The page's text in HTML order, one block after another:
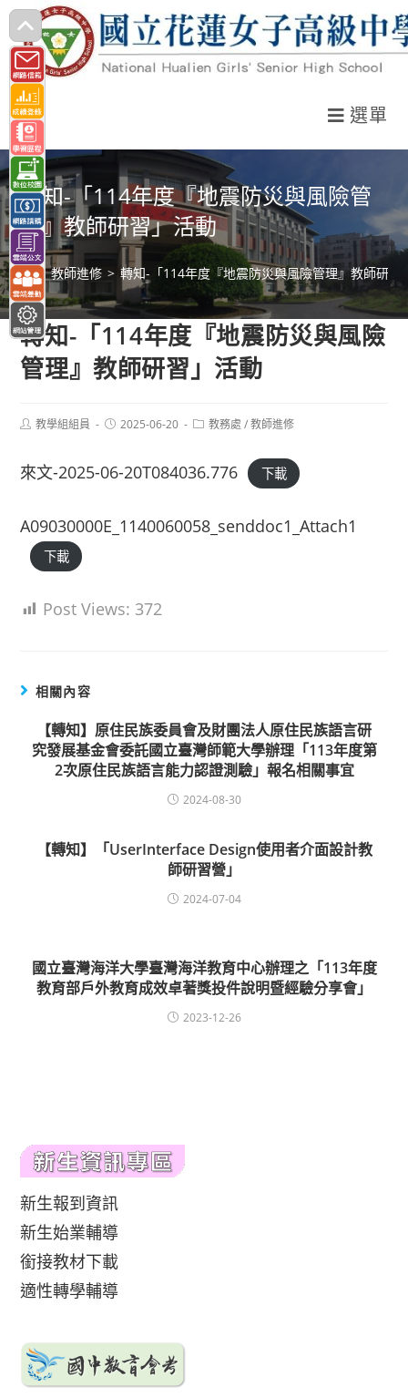
跳
轉
至
主
要
內
容
選單
轉知-「114年度『地震防災與風險管
理』教師研習」活動
> 教師進修 > 轉知-「114年度『地震防災與風險管理』教師研習
轉知-「114年度『地震防災與風險
管理』教師研習」活動
Post教學組組員
Post2025-06-20
Post教務處 / 教師進修
來文-2025-06-20T084036.776 下載
A09030000E_1140060058_senddoc1_Attach1
下載
Post Views: 372
相關內容
【轉知】原住民族委員會及財團法人原住民族語言研
究發展基金會委託國立臺灣師範大學辦理「113年度第
2次原住民族語言能力認證測驗」報名相關事宜
2024-08-30
【轉知】「UserInterface Design使用者介面設計教
師研習營」
2024-07-04
國立臺灣海洋大學臺灣海洋教育中心辦理之「113年度
教育部戶外教育成效卓著獎投件說明暨經驗分享會」
2023-12-26
新生報到資訊
新生始業輔導
銜接教材下載
適性轉學輔導